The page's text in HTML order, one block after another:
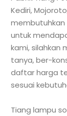
Kediri,
membutuhkan
untuk
kami, silahkan
tanya, ber-
daftar harga
sesuai
Tiang lampu